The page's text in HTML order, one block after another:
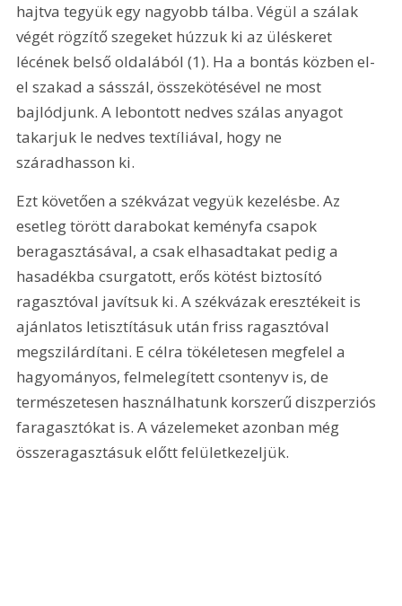
hajtva tegyük egy nagyobb tálba. Végül a szálak
végét rögzítő szegeket húzzuk ki az üléskeret
lécének belső oldalából (1). Ha a bontás közben el-
el szakad a sásszál, összekötésével ne most
bajlódjunk. A lebontott nedves szálas anyagot
takarjuk le nedves textíliával, hogy ne
száradhasson ki.
Ezt követően a székvázat vegyük kezelésbe. Az
esetleg törött darabokat keményfa csapok
beragasztásával, a csak elhasadtakat pedig a
hasadékba csurgatott, erős kötést biztosító
ragasztóval javítsuk ki. A székvázak eresztékeit is
ajánlatos letisztításuk után friss ragasztóval
megszilárdítani. E célra tökéletesen megfelel a
hagyományos, felmelegített csontenyv is, de
természetesen használhatunk korszerű diszperziós
faragasztókat is. A vázelemeket azonban még
összeragasztásuk előtt felületkezeljük.